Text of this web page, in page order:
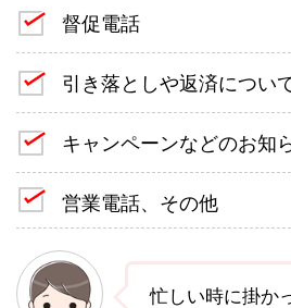
督促電話
引き落としや返済につい
キャンペーンなどのお知
営業電話、その他
忙しい時に掛か